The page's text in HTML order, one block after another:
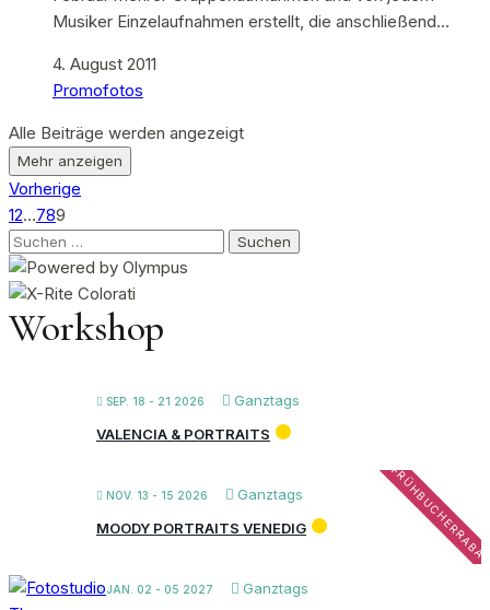
Musiker Einzelaufnahmen erstellt, die anschließend…
4. August 2011
Promofotos
Alle Beiträge werden angezeigt
Mehr anzeigen
Vorherige
12…789
Suchen
nach:
Workshop
SEP. 18 - 21 2026
Ganztags
VALENCIA & PORTRAITS
NOV. 13 - 15 2026 Ganztags
MOODY PORTRAITS VENEDIG
JAN. 02 - 05 2027 Ganztags